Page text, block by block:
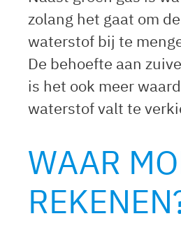
zolang het gaat om
waterstof bij te
De behoefte aan
is het ook meer
waterstof valt te
WAAR